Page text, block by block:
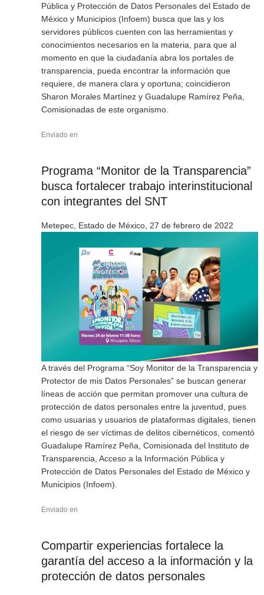
Pública y Protección de Datos Personales del Estado de
México y Municipios (Infoem) busca que las y los
servidores públicos cuenten con las herramientas y
conocimientos necesarios en la materia, para que al
momento en que la ciudadanía abra los portales de
transparencia, pueda encontrar la información que
requiere, de manera clara y oportuna; coincidieron
Sharon Morales Martínez y Guadalupe Ramírez Peña,
Comisionadas de este organismo.
Enviado en
Programa “Monitor de la Transparencia”
busca fortalecer trabajo interinstitucional
con integrantes del SNT
Metepec, Estado de México, 27 de febrero de 2022
A través del Programa “Soy Monitor de la Transparencia y
Protector de mis Datos Personales” se buscan generar
líneas de acción que permitan promover una cultura de
protección de datos personales entre la juventud, pues
como usuarias y usuarios de plataformas digitales, tienen
el riesgo de ser víctimas de delitos cibernéticos, comentó
Guadalupe Ramírez Peña, Comisionada del Instituto de
Transparencia, Acceso a la Información Pública y
Protección de Datos Personales del Estado de México y
Municipios (Infoem).
Enviado en
Compartir experiencias fortalece la
garantía del acceso a la información y la
protección de datos personales